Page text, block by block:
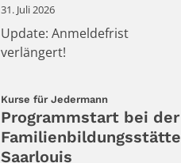
31. Juli 2026
Update: Anmeldefrist
verlängert!
Kurse für Jedermann:
Programmstart bei der
Familienbildungsstätte
Saarlouis